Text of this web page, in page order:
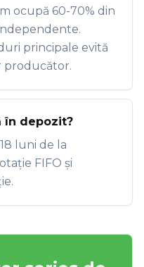
ocupă 60-70% din
principale evită
producător.
în depozit?
luni de la
FIFO și